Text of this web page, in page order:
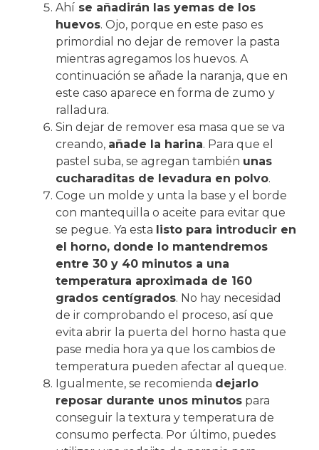
Ahí se añadirán las yemas de los
huevos. Ojo, porque en este paso es
primordial no dejar de remover la pasta
mientras agregamos los huevos. A
continuación se añade la naranja, que en
este caso aparece en forma de zumo y
ralladura.
Sin dejar de remover esa masa que se va
creando, añade la harina. Para que el
pastel suba, se agregan también unas
cucharaditas de levadura en polvo.
Coge un molde y unta la base y el borde
con mantequilla o aceite para evitar que
se pegue. Ya esta listo para introducir en
el horno, donde lo mantendremos
entre 30 y 40 minutos a una
temperatura aproximada de 160
grados centígrados. No hay necesidad
de ir comprobando el proceso, así que
evita abrir la puerta del horno hasta que
pase media hora ya que los cambios de
temperatura pueden afectar al queque.
Igualmente, se recomienda dejarlo
reposar durante unos minutos para
conseguir la textura y temperatura de
consumo perfecta. Por último, puedes